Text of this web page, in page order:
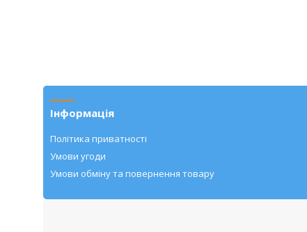
Інформація
Політика приватності
Умови угоди
Умови обміну та повернення товару